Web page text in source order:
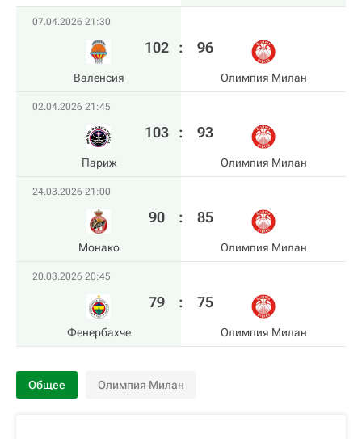
07.04.2026 21:30
Валенсия
102 : 96
Олимпия Милан
02.04.2026 21:45
Париж
103 : 93
Олимпия Милан
24.03.2026 21:00
Монако
90 : 85
Олимпия Милан
20.03.2026 20:45
Фенербахче
79 : 75
Олимпия Милан
Общее Олимпия Милан